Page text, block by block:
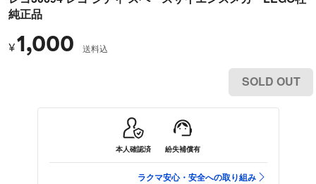
純正品
¥1,000 送料込
SOLD OUT
本人確認済 紛失補償有
ラクマ安心・安全への取り組み